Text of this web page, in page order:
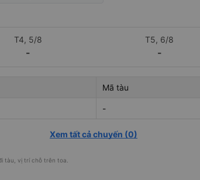
T4, 5/8
-
T5, 6/8
-
Mã tàu
-
Xem tất cả chuyến (0)
tàu, vị trí chỗ trên toa.